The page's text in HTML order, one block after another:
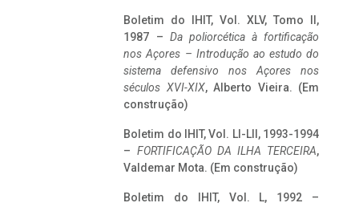
Boletim do IHIT, Vol. XLV, Tomo II,
1987 – Da poliorcética à fortificação
nos Açores – Introdução ao estudo do
sistema defensivo nos Açores nos
séculos XVI-XIX, Alberto Vieira. (Em
construção)
Boletim do IHIT, Vol. LI-LII, 1993-1994
– FORTIFICAÇÃO DA ILHA TERCEIRA,
Valdemar Mota. (Em construção)
Boletim do IHIT, Vol. L, 1992 –